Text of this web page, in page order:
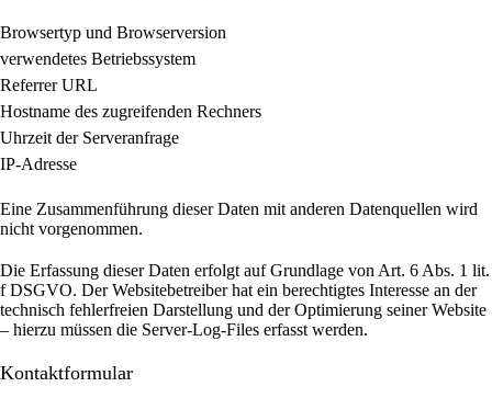
Browsertyp und Browserversion
verwendetes Betriebssystem
Referrer URL
Hostname des zugreifenden Rechners
Uhrzeit der Serveranfrage
IP-Adresse
Eine Zusammenführung dieser Daten mit anderen Datenquellen wird
nicht vorgenommen.
Die Erfassung dieser Daten erfolgt auf Grundlage von Art. 6 Abs. 1 lit.
f DSGVO. Der Websitebetreiber hat ein berechtigtes Interesse an der
technisch fehlerfreien Darstellung und der Optimierung seiner Website
– hierzu müssen die Server-Log-Files erfasst werden.
Kontaktformular